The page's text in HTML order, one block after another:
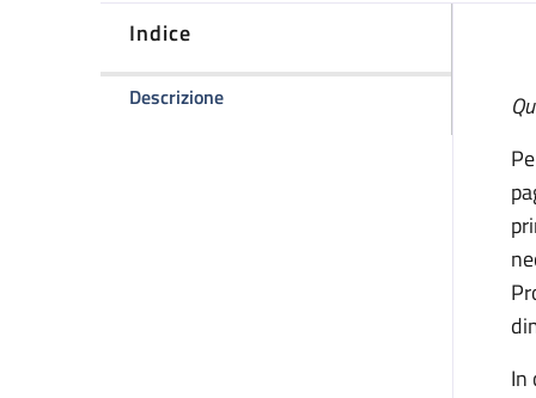
Indice
Descrizionedella pagina Pagamento del ticket
In